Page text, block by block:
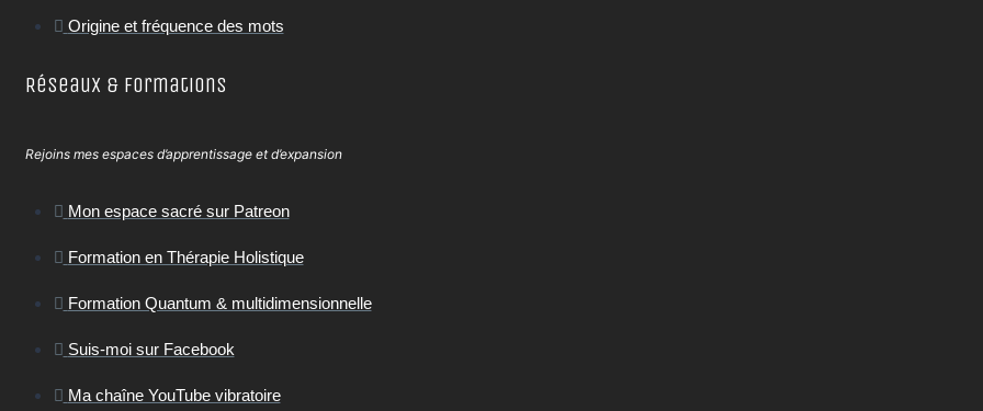
Origine et fréquence des mots
Réseaux & Formations
Rejoins mes espaces d’apprentissage et d’expansion
Mon espace sacré sur Patreon
Formation en Thérapie Holistique
Formation Quantum & multidimensionnelle
Suis-moi sur Facebook
Ma chaîne YouTube vibratoire